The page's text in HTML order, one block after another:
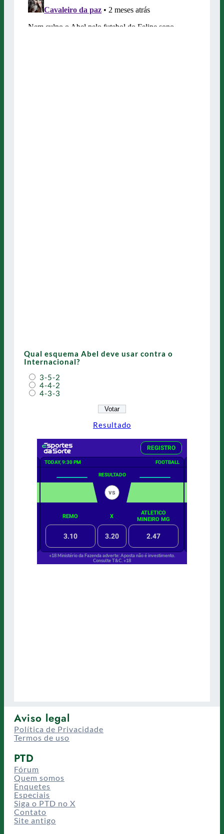
Qual esquema Abel deve usar contra o
Internacional?
3-5-2
4-4-2
4-3-3
Resultado
Aviso legal
Política de Privacidade
Termos de uso
PTD
Fórum
Quem somos
Enquetes
Especiais
Siga o PTD no X
Contato
Site antigo